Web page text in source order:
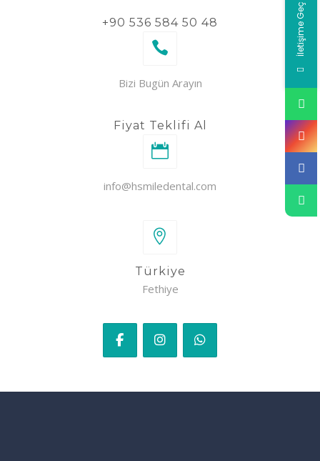
+90 536 584 50 48
Bizi Bugün Arayın
Fiyat Teklifi Al
info@hsmiledental.com
Türkiye
Fethiye
İletişime Geç